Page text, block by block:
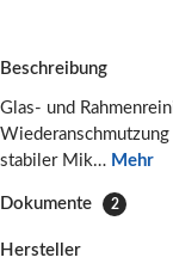
Beschreibung
Glas- und
stabiler Mik… Mehr
Dokumente 2
Hersteller